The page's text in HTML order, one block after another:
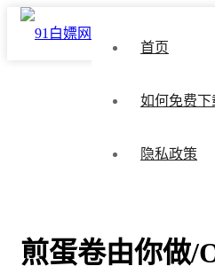
首页
如何免费下
隐私政策
煎蛋卷由你做/